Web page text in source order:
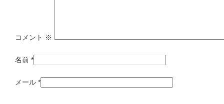
コメント ※
名前 *
メール *